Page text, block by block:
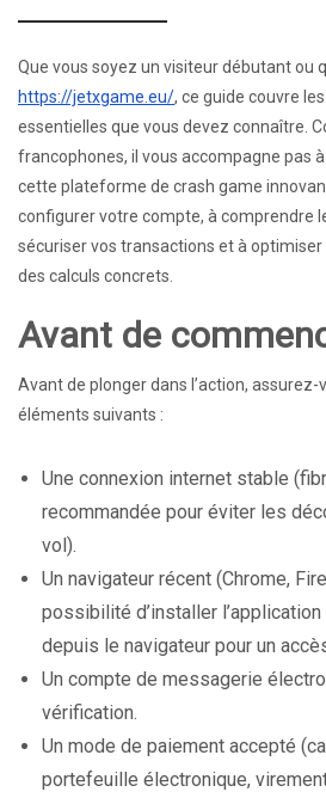
Que vous soyez un visiteur débutant ou
https://jetxgame.eu/, ce guide couvre
essentielles que vous devez connaître.
francophones, il vous accompagne pas
cette plateforme de crash game
configurer votre compte, à comprendre
sécuriser vos transactions et à
des calculs concrets.
Avant de
Avant de plonger dans l’action, assurez-
éléments suivants :
Une connexion internet stable
recommandée pour éviter les
vol).
Un navigateur récent (Chrome,
possibilité d’installer
depuis le navigateur pour un
Un compte de messagerie
vérification.
Un mode de paiement accepté
portefeuille électronique,